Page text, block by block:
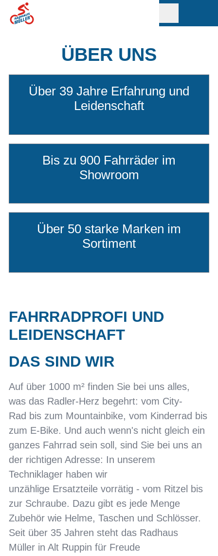
ÜBER UNS
Über 39 Jahre Erfahrung und
Leidenschaft
Bis zu 900 Fahrräder im
Showroom
Über 50 starke Marken im
Sortiment
FAHRRADPROFI UND
LEIDENSCHAFT
DAS SIND WIR
Auf über 1000 m² finden Sie bei uns alles,
was das Radler-Herz begehrt: vom City-
Rad bis zum Mountainbike, vom Kinderrad bis
zum E-Bike. Und auch wenn's nicht gleich ein
ganzes Fahrrad sein soll, sind Sie bei uns an
der richtigen Adresse: In unserem
Techniklager haben wir
unzählige Ersatzteile vorrätig - vom Ritzel bis
zur Schraube. Dazu gibt es jede Menge
Zubehör wie Helme, Taschen und Schlösser.
Seit über 35 Jahren steht das Radhaus
Müller in Alt Ruppin für Freude